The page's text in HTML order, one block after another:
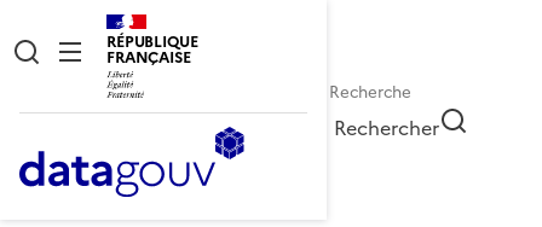
RÉPUBLIQUE
FRANÇAISE
Rechercher